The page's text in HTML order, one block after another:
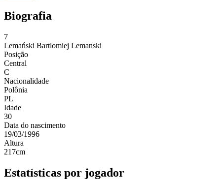
Biografia
7
Lemański Bartlomiej Lemanski
Posição
Central
C
Nacionalidade
Polônia
PL
Idade
30
Data do nascimento
19/03/1996
Altura
217cm
Estatísticas por jogador